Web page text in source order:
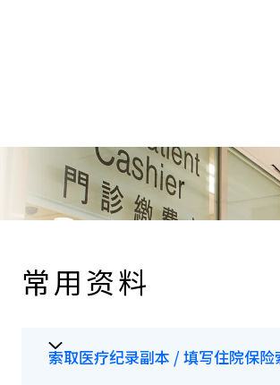
常用资料
索取医疗纪录副本 / 填写住院保险